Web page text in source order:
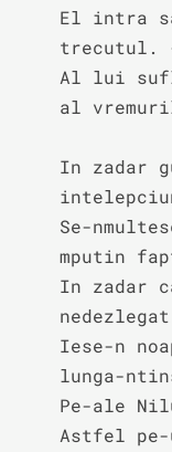
El intra
trecutul.
Al lui
al
In zadar
Se-
mputin
In zadar
Iese-n
lunga-
Pe-ale
Astfel pe-